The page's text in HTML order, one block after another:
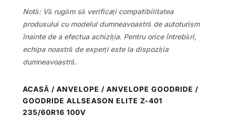
Notă: Vă rugăm să verificați compatibilitatea
produsului cu modelul dumneavoastră de autoturism
înainte de a efectua achiziția. Pentru orice întrebări,
echipa noastră de experți este la dispoziția
dumneavoastră.
ACASĂ / ANVELOPE / ANVELOPE GOODRIDE /
GOODRIDE ALLSEASON ELITE Z-401
235/60R16 100V